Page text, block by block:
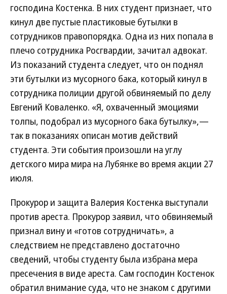
господина Костенка. В них студент признает, что
кинул две пустые пластиковые бутылки в
сотрудников правопорядка. Одна из них попала в
плечо сотрудника Росгвардии, зачитал адвокат.
Из показаний студента следует, что он поднял
эти бутылки из мусорного бака, который кинул в
сотрудника полиции другой обвиняемый по делу
Евгений Коваленко. «Я, охваченный эмоциями
толпы, подобрал из мусорного бака бутылку»,—
так в показаниях описан мотив действий
студента. Эти события произошли на углу
детского мира мира на Лубянке во время акции 27
июля.
Прокурор и защита Валерия Костенка выступали
против ареста. Прокурор заявил, что обвиняемый
признал вину и «готов сотрудничать», а
следствием не представлено достаточно
сведений, чтобы студенту была избрана мера
пресечения в виде ареста. Сам господин Костенок
обратил внимание суда, что не знаком с другими